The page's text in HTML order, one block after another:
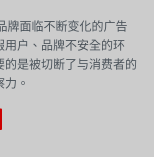
牌面临不断变化的广告
用户、品牌不安全的环
的是被切断了与消费者的
。